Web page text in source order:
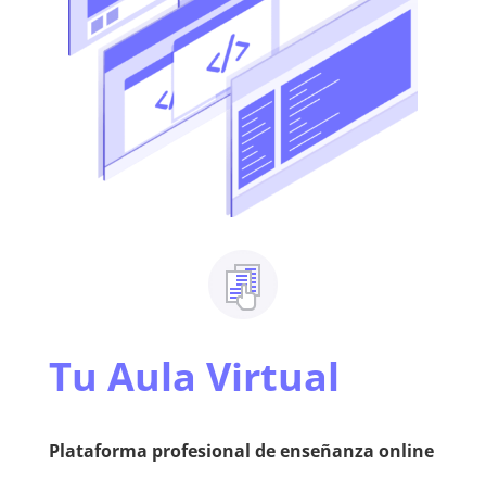
Tu Aula Virtual
Plataforma profesional de enseñanza online